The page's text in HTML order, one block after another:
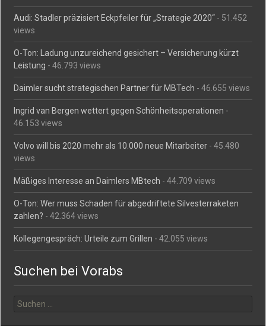
Audi: Stadler präzisiert Eckpfeiler für „Strategie 2020“ - 51.452
views
O-Ton: Ladung unzureichend gesichert – Versicherung kürzt
Leistung - 46.793 views
Daimler sucht strategischen Partner für MBTech - 46.655 views
Ingrid van Bergen wettert gegen Schönheitsoperationen -
46.153 views
Volvo will bis 2020 mehr als 10.000 neue Mitarbeiter - 45.480
views
Mäßiges Interesse an Daimlers MBtech - 44.709 views
O-Ton: Wer muss Schaden für abgedriftete Silvesterraketen
zahlen? - 42.364 views
Kollegengespräch: Urteile zum Grillen - 42.055 views
Suchen bei Vorabs
nach: